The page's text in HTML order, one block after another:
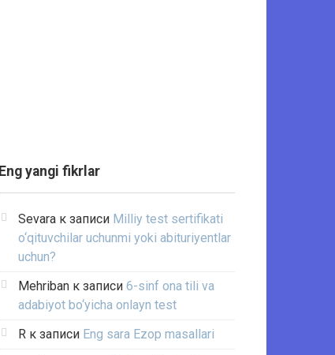
Eng yangi fikrlar
Sevara к записи Milliy test sertifikati
o‘qituvchilar uchunmi yoki abituriyentlar
uchun?
Mehriban к записи 6-sinf ona tili va
adabiyot bo‘yicha onlayn test
R к записи Eng sara Ezop masallari